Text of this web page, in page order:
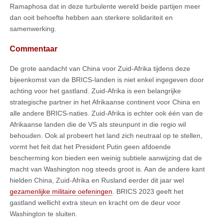
Ramaphosa dat in deze turbulente wereld beide partijen meer
dan ooit behoefte hebben aan sterkere solidariteit en
samenwerking.
Commentaar
De grote aandacht van China voor Zuid-Afrika tijdens deze
bijeenkomst van de BRICS-landen is niet enkel ingegeven door
achting voor het gastland. Zuid-Afrika is een belangrijke
strategische partner in het Afrikaanse continent voor China en
alle andere BRICS-naties. Zuid-Afrika is echter ook één van de
Afrikaanse landen die de VS als steunpunt in die regio wil
behouden. Ook al probeert het land zich neutraal op te stellen,
vormt het feit dat het President Putin geen afdoende
bescherming kon bieden een weinig subtiele aanwijzing dat de
macht van Washington nog steeds groot is. Aan de andere kant
hielden China, Zuid-Afrika en Rusland eerder dit jaar wel
gezamenlijke militaire oefeningen. BRICS 2023 geeft het
gastland wellicht extra steun en kracht om de deur voor
Washington te sluiten.